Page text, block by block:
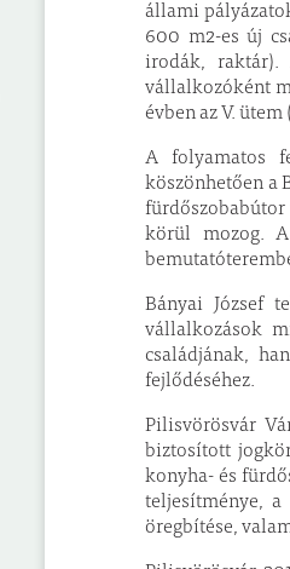
állami
600 m2-es új
irodák, raktár).
vállalkozóként
évben az V.
A folyamatos
köszönhetően a
körül mozog.
Bányai József
vállalkozások
családjának,
fejlődéséhez.
Pilisvörösvár
biztosított
konyha- és
teljesítménye, a
öregbítése,